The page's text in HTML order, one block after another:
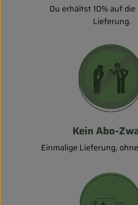
Du erhältst 10% auf
Lieferung.
Kein Abo-
Einmalige Lieferung,